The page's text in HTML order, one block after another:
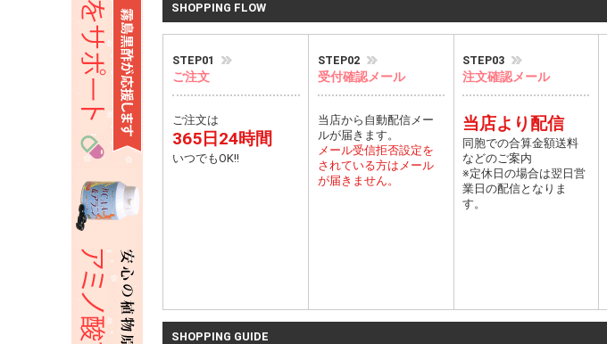
SHOPPING FLOW
STEP01
ご注文
ご注文は
365日24時間
いつでもOK!!
STEP02
受付確認メール
当店から自動配信メー
ルが届きます。
メール受信拒否設定を
されている方はメール
が届きません。
STEP03
注文確認メール
当店より配信
同胞での合算金額送料
などのご案内
※定休日の場合は翌日営
業日の配信となりま
す。
SHOPPING GUIDE